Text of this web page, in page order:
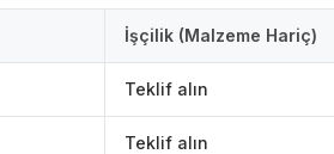
İşçilik (Malzeme Hariç)
Teklif alın
Teklif alın